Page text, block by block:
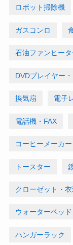
ロボット掃除機
ガスコンロ
石油ファンヒー
DVDプレイヤー
換気扇 電子
電話機・FAX
コーヒーメーカー
トースター
クローゼット・
ウォーターベッド
ハンガーラック